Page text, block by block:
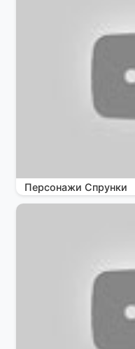
Персонажи Спрунки